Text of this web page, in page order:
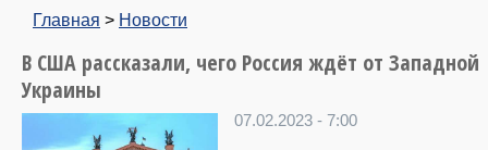
Главная > Новости
В США рассказали, чего Россия ждёт от Западной
Украины
07.02.2023 - 7:00